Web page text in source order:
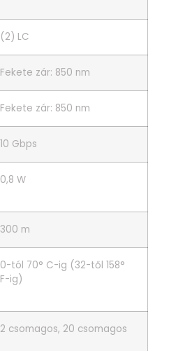
(2) LC
Fekete zár: 850 nm
Fekete zár: 850 nm
10 Gbps
0,8 W
300 m
0-tól 70° C-ig (32-től 158°
F-ig)
2 csomagos, 20 csomagos